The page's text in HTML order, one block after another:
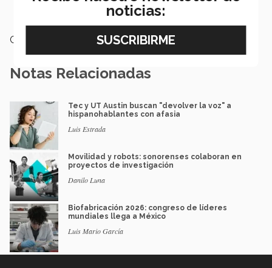
Oftalmología,
Categoría:
Notas Relacionadas
Tec y UT Austin buscan "devolver la voz" a
hispanohablantes con afasia
Luis Estrada
Movilidad y robots: sonorenses colaboran en
proyectos de investigación
Danilo Luna
Biofabricación 2026: congreso de líderes
mundiales llega a México
Luis Mario García
noticias: